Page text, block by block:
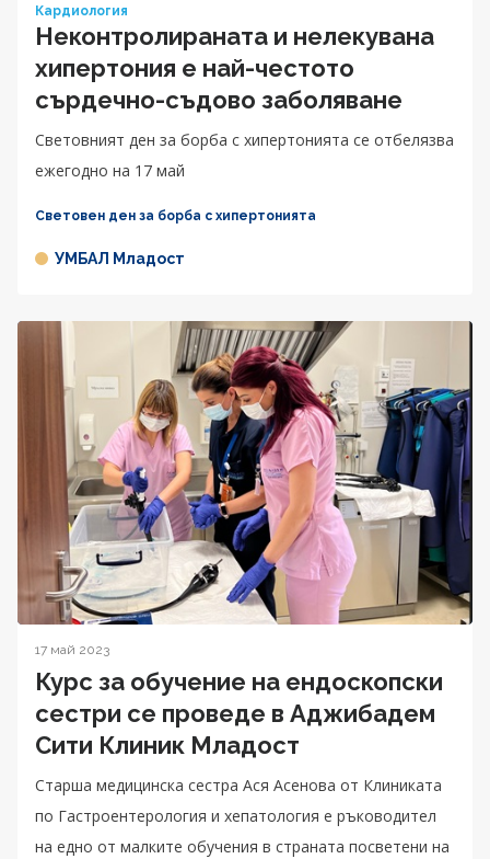
Кардиология
Неконтролираната и нелекувана
хипертония е най-честото
сърдечно-съдово заболяване
Световният ден за борба с хипертонията се отбелязва
ежегодно на 17 май
Световен ден за борба с хипертонията
УМБАЛ Младост
17 май 2023
Курс за обучение на ендоскопски
сестри се проведе в Аджибадем
Сити Клиник Младост
Старша медицинска сестра Ася Асенова от Клиниката
по Гастроентeрология и хепатология е ръководител
на едно от малките обучения в страната посветени на